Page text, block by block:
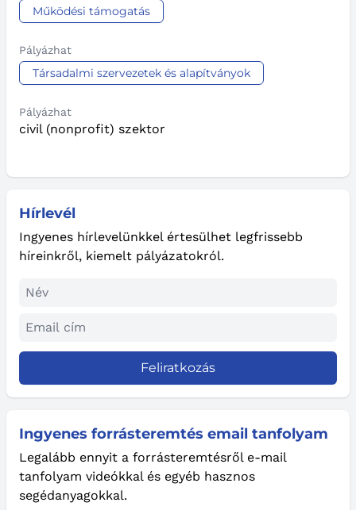
Hírlevél
Ingyenes hírlevelünkkel értesülhet legfrissebb
híreinkről, kiemelt pályázatokról.
Feliratkozás
Ingyenes forrásteremtés email tanfolyam
Legalább ennyit a forrásteremtésről e-mail
tanfolyam videókkal és egyéb hasznos
segédanyagokkal.
Működési támogatás
Pályázhat
Társadalmi szervezetek és alapítványok
Pályázhat
civil (nonprofit) szektor